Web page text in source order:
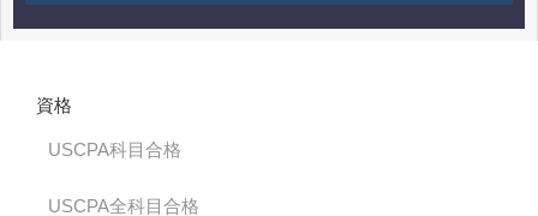
資格
USCPA科目合格
USCPA全科目合格